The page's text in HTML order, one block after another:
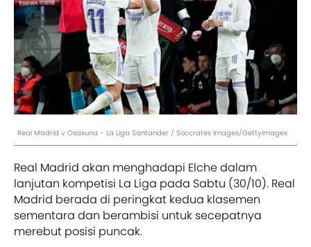
Real Madrid v Osasuna - La Liga Santander / Soccrates Images/GettyImages
Real Madrid akan menghadapi Elche dalam
lanjutan kompetisi La Liga pada Sabtu (30/10). Real
Madrid berada di peringkat kedua klasemen
sementara dan berambisi untuk secepatnya
merebut posisi puncak.